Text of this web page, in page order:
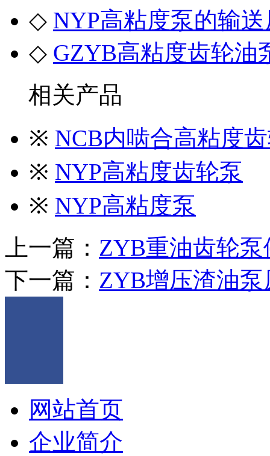
◇ NYP高粘度泵的输
◇ GZYB高粘度齿轮油
相关产品
※ NCB内啮合高粘度
※ NYP高粘度齿轮泵
※ NYP高粘度泵
上一篇： ZYB重油齿轮
下一篇： ZYB增压渣油
网站首页
企业简介